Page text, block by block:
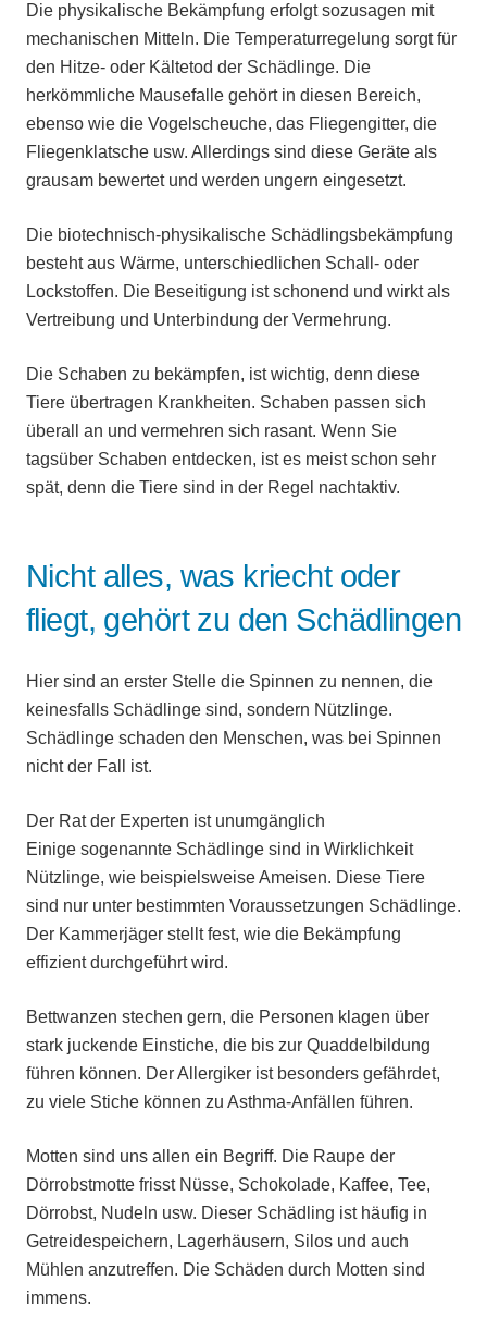
Die physikalische Bekämpfung erfolgt sozusagen mit
mechanischen Mitteln. Die Temperaturregelung sorgt für
den Hitze- oder Kältetod der Schädlinge. Die
herkömmliche Mausefalle gehört in diesen Bereich,
ebenso wie die Vogelscheuche, das Fliegengitter, die
Fliegenklatsche usw. Allerdings sind diese Geräte als
grausam bewertet und werden ungern eingesetzt.
Die biotechnisch-physikalische Schädlingsbekämpfung
besteht aus Wärme, unterschiedlichen Schall- oder
Lockstoffen. Die Beseitigung ist schonend und wirkt als
Vertreibung und Unterbindung der Vermehrung.
Die Schaben zu bekämpfen, ist wichtig, denn diese
Tiere übertragen Krankheiten. Schaben passen sich
überall an und vermehren sich rasant. Wenn Sie
tagsüber Schaben entdecken, ist es meist schon sehr
spät, denn die Tiere sind in der Regel nachtaktiv.
Nicht alles, was kriecht oder
fliegt, gehört zu den Schädlingen
Hier sind an erster Stelle die Spinnen zu nennen, die
keinesfalls Schädlinge sind, sondern Nützlinge.
Schädlinge schaden den Menschen, was bei Spinnen
nicht der Fall ist.
Der Rat der Experten ist unumgänglich
Einige sogenannte Schädlinge sind in Wirklichkeit
Nützlinge, wie beispielsweise Ameisen. Diese Tiere
sind nur unter bestimmten Voraussetzungen Schädlinge.
Der Kammerjäger stellt fest, wie die Bekämpfung
effizient durchgeführt wird.
Bettwanzen stechen gern, die Personen klagen über
stark juckende Einstiche, die bis zur Quaddelbildung
führen können. Der Allergiker ist besonders gefährdet,
zu viele Stiche können zu Asthma-Anfällen führen.
Motten sind uns allen ein Begriff. Die Raupe der
Dörrobstmotte frisst Nüsse, Schokolade, Kaffee, Tee,
Dörrobst, Nudeln usw. Dieser Schädling ist häufig in
Getreidespeichern, Lagerhäusern, Silos und auch
Mühlen anzutreffen. Die Schäden durch Motten sind
immens.